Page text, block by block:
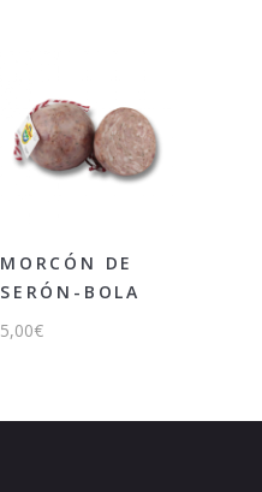
MORCÓN DE
SERÓN-BOLA
5,00€